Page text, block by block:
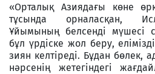
«Орталық Азиядағы көне
тұсында орналасқан,
Ұйымының белсенді мүшесі
бұл үрдіске жол беру,
зиян келтіреді. Бұдан бөлек,
нәрсенің жетегіндегі